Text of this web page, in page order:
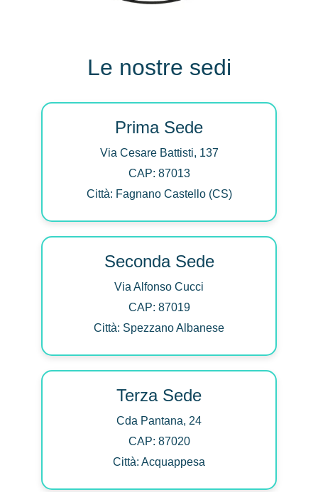
Le nostre sedi
Prima Sede
Via Cesare Battisti, 137
CAP: 87013
Città: Fagnano Castello (CS)
Seconda Sede
Via Alfonso Cucci
CAP: 87019
Città: Spezzano Albanese
Terza Sede
Cda Pantana, 24
CAP: 87020
Città: Acquappesa